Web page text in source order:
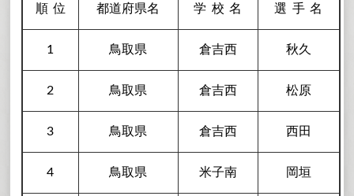
順位 都道府県名 学校名 選手名
1 鳥取県 倉吉西 秋久
2 鳥取県 倉吉西 松原
3 鳥取県 倉吉西 西田
4 鳥取県 米子南 岡垣